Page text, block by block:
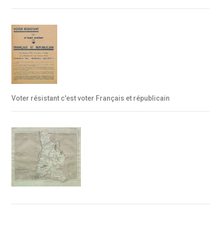
Voter résistant c'est voter Français et républicain